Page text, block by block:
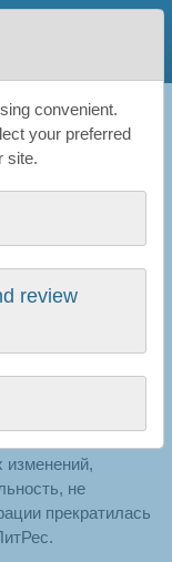
for FBReader and
and
больше не
изменений,
не
прекратилась
convenient.
your preferred
site.
review